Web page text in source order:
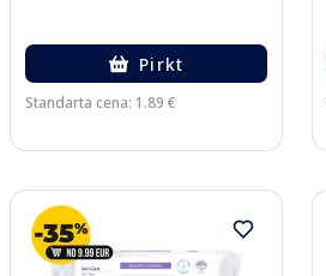
Pirkt
Standarta cena: 1.89 €